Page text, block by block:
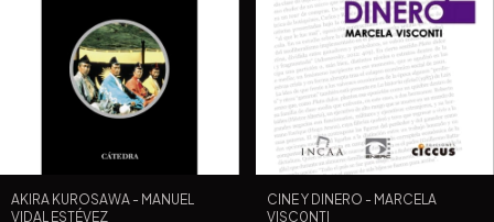
AKIRA KUROSAWA - MANUEL
VIDAL ESTÉVEZ
CINE Y DINERO - MARCELA
VISC0NTI